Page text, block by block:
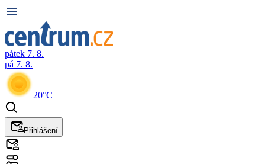
pátek 7. 8.
pá 7. 8.
20°C
Přihlášení